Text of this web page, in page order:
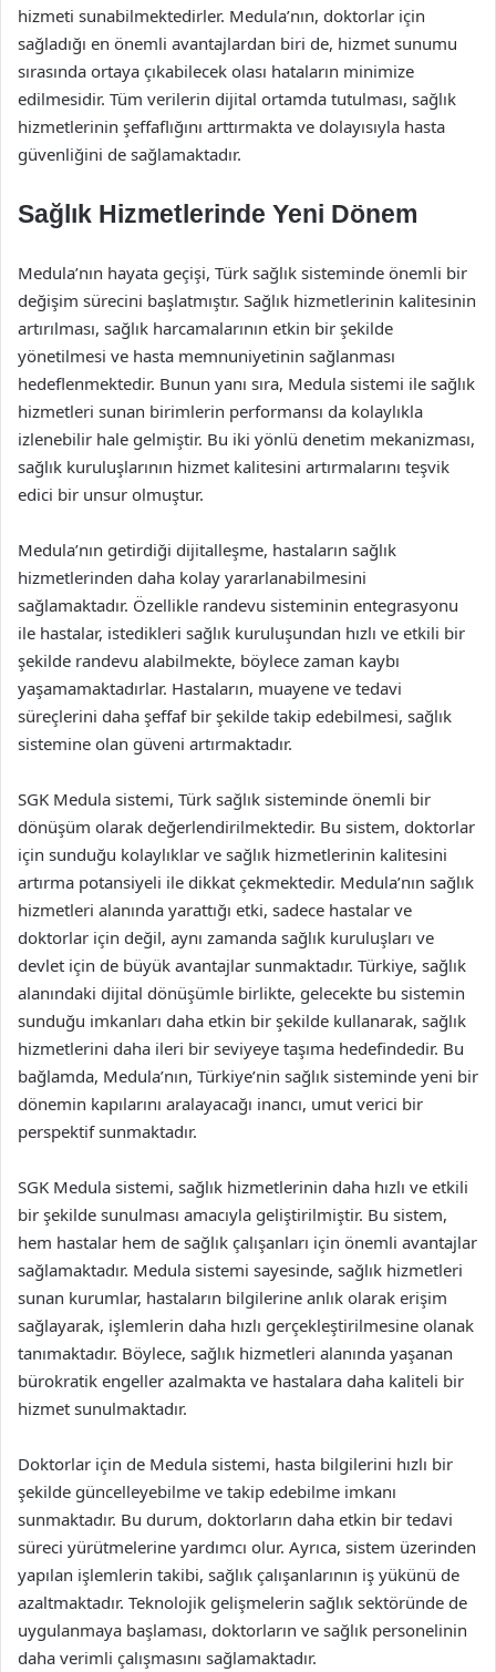
hizmeti sunabilmektedirler. Medula’nın, doktorlar için
sağladığı en önemli avantajlardan biri de, hizmet sunumu
sırasında ortaya çıkabilecek olası hataların minimize
edilmesidir. Tüm verilerin dijital ortamda tutulması, sağlık
hizmetlerinin şeffaflığını arttırmakta ve dolayısıyla hasta
güvenliğini de sağlamaktadır.
Sağlık Hizmetlerinde Yeni Dönem
Medula’nın hayata geçişi, Türk sağlık sisteminde önemli bir
değişim sürecini başlatmıştır. Sağlık hizmetlerinin kalitesinin
artırılması, sağlık harcamalarının etkin bir şekilde
yönetilmesi ve hasta memnuniyetinin sağlanması
hedeflenmektedir. Bunun yanı sıra, Medula sistemi ile sağlık
hizmetleri sunan birimlerin performansı da kolaylıkla
izlenebilir hale gelmiştir. Bu iki yönlü denetim mekanizması,
sağlık kuruluşlarının hizmet kalitesini artırmalarını teşvik
edici bir unsur olmuştur.
Medula’nın getirdiği dijitalleşme, hastaların sağlık
hizmetlerinden daha kolay yararlanabilmesini
sağlamaktadır. Özellikle randevu sisteminin entegrasyonu
ile hastalar, istedikleri sağlık kuruluşundan hızlı ve etkili bir
şekilde randevu alabilmekte, böylece zaman kaybı
yaşamamaktadırlar. Hastaların, muayene ve tedavi
süreçlerini daha şeffaf bir şekilde takip edebilmesi, sağlık
sistemine olan güveni artırmaktadır.
SGK Medula sistemi, Türk sağlık sisteminde önemli bir
dönüşüm olarak değerlendirilmektedir. Bu sistem, doktorlar
için sunduğu kolaylıklar ve sağlık hizmetlerinin kalitesini
artırma potansiyeli ile dikkat çekmektedir. Medula’nın sağlık
hizmetleri alanında yarattığı etki, sadece hastalar ve
doktorlar için değil, aynı zamanda sağlık kuruluşları ve
devlet için de büyük avantajlar sunmaktadır. Türkiye, sağlık
alanındaki dijital dönüşümle birlikte, gelecekte bu sistemin
sunduğu imkanları daha etkin bir şekilde kullanarak, sağlık
hizmetlerini daha ileri bir seviyeye taşıma hedefindedir. Bu
bağlamda, Medula’nın, Türkiye’nin sağlık sisteminde yeni bir
dönemin kapılarını aralayacağı inancı, umut verici bir
perspektif sunmaktadır.
SGK Medula sistemi, sağlık hizmetlerinin daha hızlı ve etkili
bir şekilde sunulması amacıyla geliştirilmiştir. Bu sistem,
hem hastalar hem de sağlık çalışanları için önemli avantajlar
sağlamaktadır. Medula sistemi sayesinde, sağlık hizmetleri
sunan kurumlar, hastaların bilgilerine anlık olarak erişim
sağlayarak, işlemlerin daha hızlı gerçekleştirilmesine olanak
tanımaktadır. Böylece, sağlık hizmetleri alanında yaşanan
bürokratik engeller azalmakta ve hastalara daha kaliteli bir
hizmet sunulmaktadır.
Doktorlar için de Medula sistemi, hasta bilgilerini hızlı bir
şekilde güncelleyebilme ve takip edebilme imkanı
sunmaktadır. Bu durum, doktorların daha etkin bir tedavi
süreci yürütmelerine yardımcı olur. Ayrıca, sistem üzerinden
yapılan işlemlerin takibi, sağlık çalışanlarının iş yükünü de
azaltmaktadır. Teknolojik gelişmelerin sağlık sektöründe de
uygulanmaya başlaması, doktorların ve sağlık personelinin
daha verimli çalışmasını sağlamaktadır.